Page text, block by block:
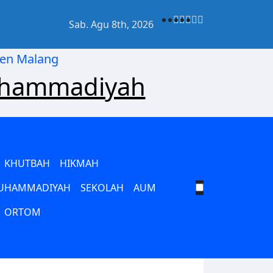
Gerakan Pelajar Muhammadiyah dari Pusat hingga
Sab. Agu 8th, 2026
KHUTBAH
HIKMAH
SEKOLAH
AUM
ORTOM